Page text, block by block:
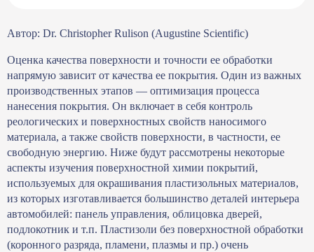
Автор: Dr. Christopher Rulison (Augustine Scientific)
Оценка качества поверхности и точности ее обработки
напрямую зависит от качества ее покрытия. Один из важных
производственных этапов — оптимизация процесса
нанесения покрытия. Он включает в себя контроль
реологических и поверхностных свойств наносимого
материала, а также свойств поверхности, в частности, ее
свободную энергию. Ниже будут рассмотрены некоторые
аспекты изучения поверхностной химии покрытий,
используемых для окрашивания пластизольных материалов,
из которых изготавливается большинство деталей интерьера
автомобилей: панель управления, облицовка дверей,
подлокотник и т.п. Пластизоли без поверхностной обработки
(коронного разряда, пламени, плазмы и пр.) очень